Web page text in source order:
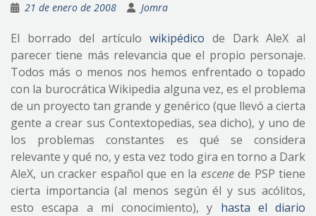
21 de enero de 2008 Jomra
El borrado del artículo wikipédico de Dark AleX al
parecer tiene más relevancia que el propio personaje.
Todos más o menos nos hemos enfrentado o topado
con la burocrática Wikipedia alguna vez, es el problema
de un proyecto tan grande y genérico (que llevó a cierta
gente a crear sus Contextopedias, sea dicho), y uno de
los problemas constantes es qué se considera
relevante y qué no, y esta vez todo gira en torno a Dark
AleX, un cracker español que en la escenede PSP tiene
cierta importancia (al menos según él y sus acólitos,
esto escapa a mi conocimiento), y hasta el diario